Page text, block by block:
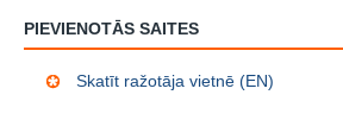
PIEVIENOTĀS SAITES
Skatīt ražotāja vietnē (EN)